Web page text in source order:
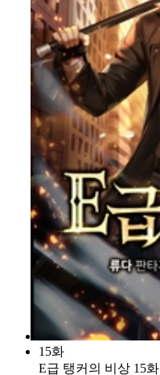
15화
E급 탱커의 비상 15화